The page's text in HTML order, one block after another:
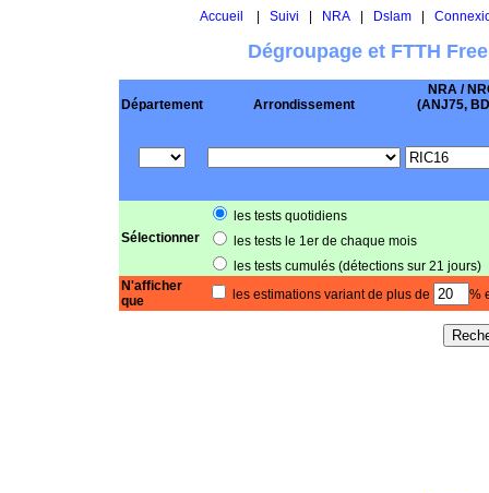
Accueil Suivi NRA| Dslam|
Dégroupage et FTTH
Département Arrondissement
NRA /
(ANJ75,
Sélectionner
les tests quotidiens
les tests le 1er de chaque mois
les tests cumulés (détections sur 21 jours)
N'afficher
que
les estimations variant de plus de %